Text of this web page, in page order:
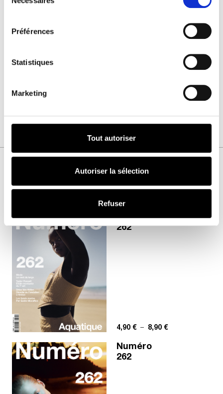
consentement
Préférences
Statistiques
Marketing
Tout autoriser
Autoriser la sélection
Refuser
et/ou digital
JE M'ABONNE !
VOUS AIMEREZ AUSSI
Numéro
262
4,90 € – 8,90 €Plage de prix :
Numéro
262